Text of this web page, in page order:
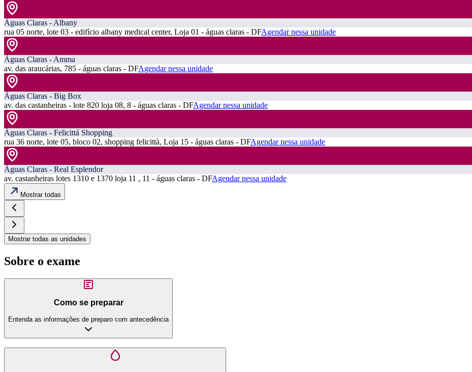
Águas Claras - Albany
rua 05 norte, lote 03 - edifício albany medical center, Loja 01 - águas claras - DFAgendar nessa unidade
Águas Claras - Amma
av. das araucárias, 785 - águas claras - DFAgendar nessa unidade
Águas Claras - Big Box
av. das castanheiras - lote 820 loja 08, 8 - águas claras - DFAgendar nessa unidade
Águas Claras - Felicittá Shopping
rua 36 norte, lote 05, bloco 02, shopping felicittà, Loja 15 - águas claras - DFAgendar nessa unidade
Águas Claras - Real Esplendor
av. castanheiras lotes 1310 e 1370 loja 11 , 11 - águas claras - DFAgendar nessa unidade
Mostrar todas
Mostrar todas as unidades
Sobre o exame
Como se preparar
Entenda as informações de preparo com antecedência